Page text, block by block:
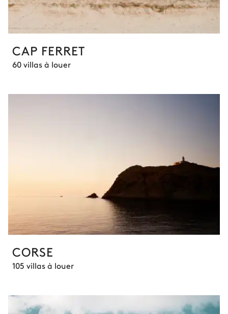
CAP FERRET
60 villas à louer
CORSE
105 villas à louer